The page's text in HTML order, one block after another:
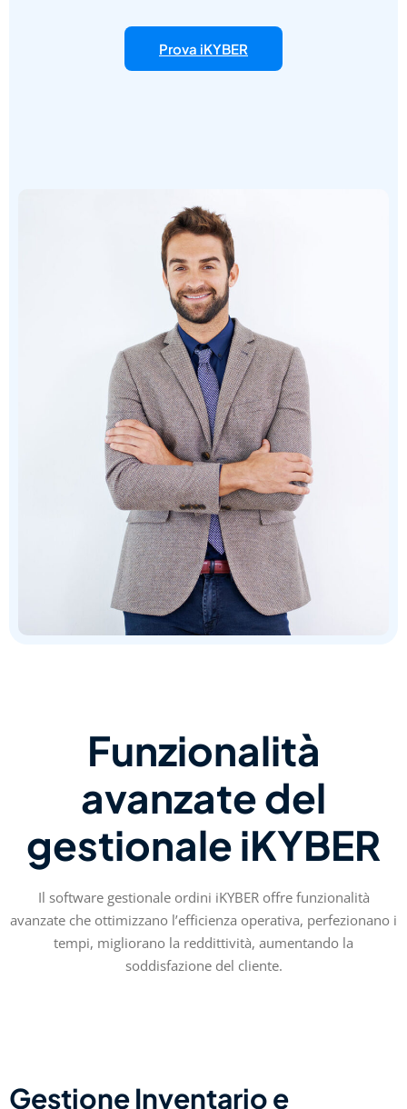
Prova iKYBER
Funzionalità
avanzate del
gestionale iKYBER
Il software gestionale ordini iKYBER offre funzionalità
avanzate che ottimizzano l’efficienza operativa, perfezionano i
tempi, migliorano la reddittività, aumentando la
soddisfazione del cliente.
Gestione Inventario e